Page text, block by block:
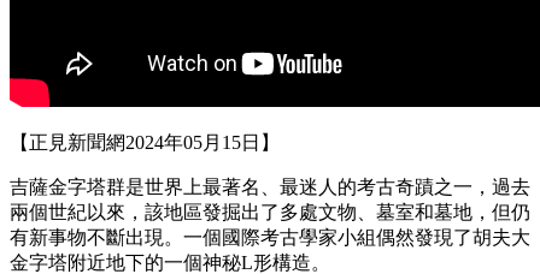
【正見新聞網2024年05月15日】
吉薩金字塔群是世界上最著名、最迷人的考古奇蹟之一，過去
兩個世紀以來，該地區發掘出了多處文物、墓室和墓地，但仍
有新事物不斷出現。一個國際考古學家小組偶然發現了胡夫大
金字塔附近地下的一個神秘L形構造。